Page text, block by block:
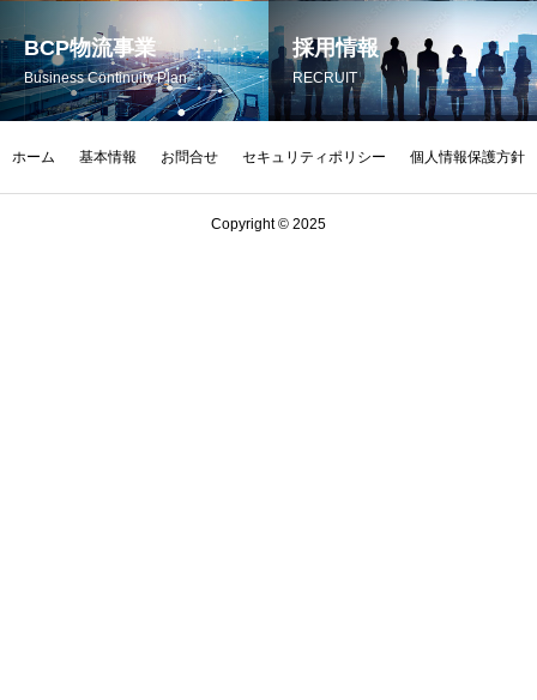
休日休暇
週休2日制 （会
※その他社内休
（例）年次有給
採用実績校
＜大学＞
BCP物流事業
Business Continuity Plan
採用情報
RECRUIT
ホーム 基本情報 お問合せ セキュリティポリシー 個人情報保護方針
Copyright © 2025